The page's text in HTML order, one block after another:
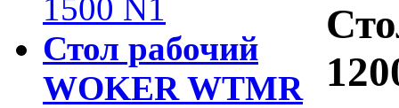
1500 N1
Стол рабочий
WOKER WTMR